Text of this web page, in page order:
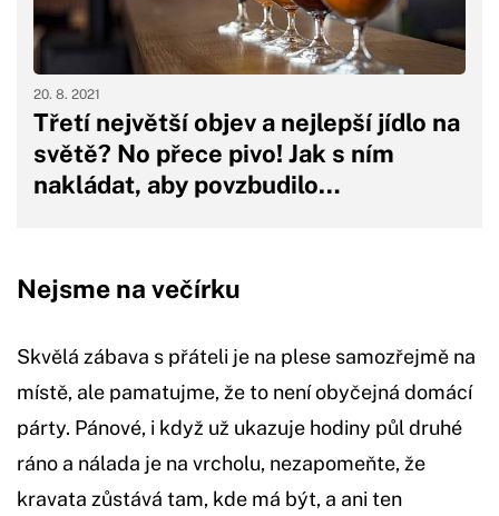
Třetí největší objev a nejlepší jídlo na
světě? No přece pivo! Jak s ním
nakládat, aby povzbudilo…
20. 8. 2021
Nejsme na večírku
Skvělá zábava s přáteli je na plese samozřejmě na
místě, ale pamatujme, že to není obyčejná domácí
párty. Pánové, i když už ukazuje hodiny půl druhé
ráno a nálada je na vrcholu, nezapomeňte, že
kravata zůstává tam, kde má být, a ani ten